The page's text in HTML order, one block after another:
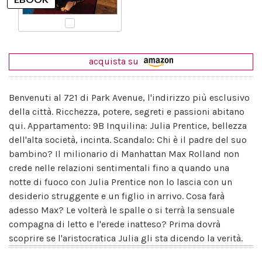
acquista su
Benvenuti al 721 di Park Avenue, l'indirizzo più esclusivo
della città. Ricchezza, potere, segreti e passioni abitano
qui. Appartamento: 9B Inquilina: Julia Prentice, bellezza
dell'alta società, incinta. Scandalo: Chi è il padre del suo
bambino? Il milionario di Manhattan Max Rolland non
crede nelle relazioni sentimentali fino a quando una
notte di fuoco con Julia Prentice non lo lascia con un
desiderio struggente e un figlio in arrivo. Cosa farà
adesso Max? Le volterà le spalle o si terrà la sensuale
compagna di letto e l'erede inatteso? Prima dovrà
scoprire se l'aristocratica Julia gli sta dicendo la verità.